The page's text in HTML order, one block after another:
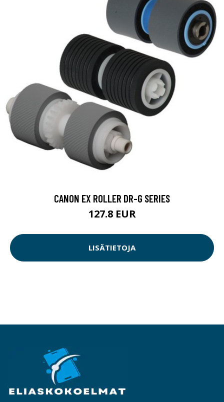
CANON EX ROLLER DR-G SERIES
127.8 EUR
LISÄTIETOJA